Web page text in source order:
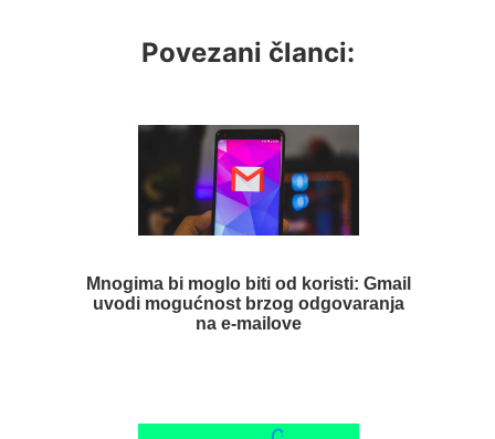
Povezani članci:
Mnogima bi moglo biti od koristi: Gmail
uvodi mogućnost brzog odgovaranja
na e-mailove